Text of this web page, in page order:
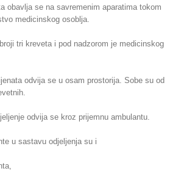
obavlja se na savremenim aparatima tokom
medicinskog osoblja.
tri kreveta i pod nadzorom je medicinskog
odvija se u osam prostorija. Sobe su od
odvija se kroz prijemnu ambulantu.
u sastavu odjeljenja su i